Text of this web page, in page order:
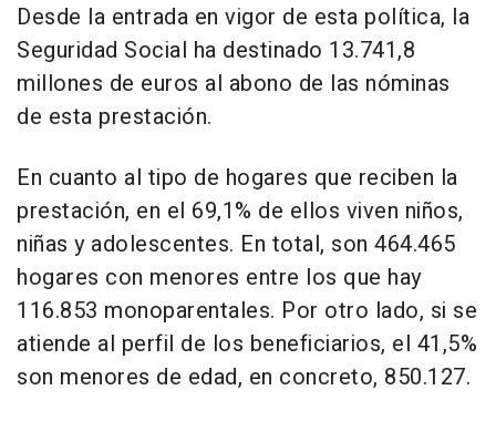
Desde la entrada en vigor de esta política, la
Seguridad Social ha destinado 13.741,8
millones de euros al abono de las nóminas
de esta prestación.
En cuanto al tipo de hogares que reciben la
prestación, en el 69,1% de ellos viven niños,
niñas y adolescentes. En total, son 464.465
hogares con menores entre los que hay
116.853 monoparentales. Por otro lado, si se
atiende al perfil de los beneficiarios, el 41,5%
son menores de edad, en concreto, 850.127.